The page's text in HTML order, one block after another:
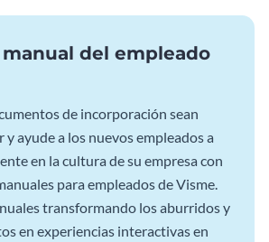
del empleado
de incorporación sean
ayude a los nuevos empleados a
en la cultura de su empresa con
para empleados de Visme.
transformando los aburridos y
en experiencias interactivas en